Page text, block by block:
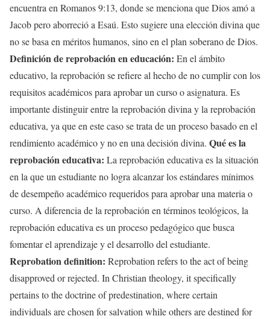
encuentra en Romanos 9:13, donde se menciona que Dios amó a
Jacob pero aborreció a Esaú. Esto sugiere una elección divina que
no se basa en méritos humanos, sino en el plan soberano de Dios.
Definición de reprobación en educación: En el ámbito
educativo, la reprobación se refiere al hecho de no cumplir con los
requisitos académicos para aprobar un curso o asignatura. Es
importante distinguir entre la reprobación divina y la reprobación
educativa, ya que en este caso se trata de un proceso basado en el
rendimiento académico y no en una decisión divina. Qué es la
reprobación educativa: La reprobación educativa es la situación
en la que un estudiante no logra alcanzar los estándares mínimos
de desempeño académico requeridos para aprobar una materia o
curso. A diferencia de la reprobación en términos teológicos, la
reprobación educativa es un proceso pedagógico que busca
fomentar el aprendizaje y el desarrollo del estudiante.
Reprobation definition: Reprobation refers to the act of being
disapproved or rejected. In Christian theology, it specifically
pertains to the doctrine of predestination, where certain
individuals are chosen for salvation while others are destined for